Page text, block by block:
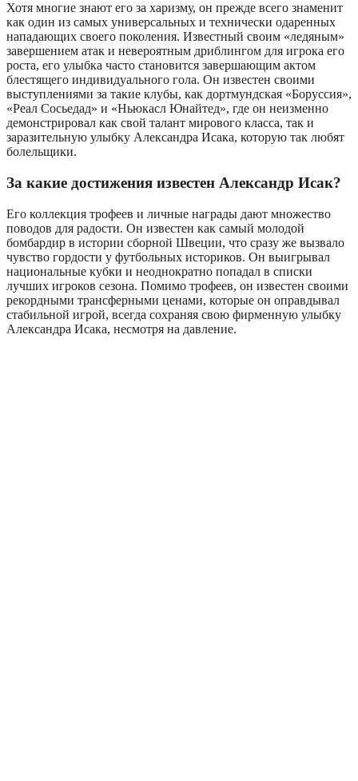
Хотя многие знают его за харизму, он прежде всего знаменит
как один из самых универсальных и технически одаренных
нападающих своего поколения. Известный своим «ледяным»
завершением атак и невероятным дриблингом для игрока его
роста, его улыбка часто становится завершающим актом
блестящего индивидуального гола. Он известен своими
выступлениями за такие клубы, как дортмундская «Боруссия»,
«Реал Сосьедад» и «Ньюкасл Юнайтед», где он неизменно
демонстрировал как свой талант мирового класса, так и
заразительную улыбку Александра Исака, которую так любят
болельщики.
За какие достижения известен Александр Исак?
Его коллекция трофеев и личные награды дают множество
поводов для радости. Он известен как самый молодой
бомбардир в истории сборной Швеции, что сразу же вызвало
чувство гордости у футбольных историков. Он выигрывал
национальные кубки и неоднократно попадал в списки
лучших игроков сезона. Помимо трофеев, он известен своими
рекордными трансферными ценами, которые он оправдывал
стабильной игрой, всегда сохраняя свою фирменную улыбку
Александра Исака, несмотря на давление.